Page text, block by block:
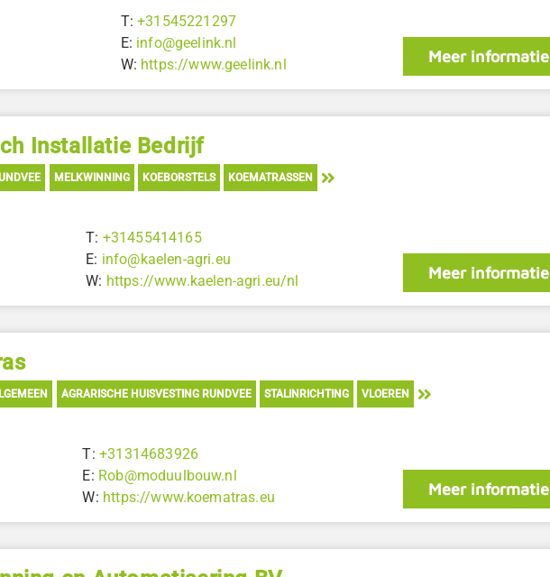
T:+31545221297
E: info@geelink.nl
W: https://www.geelink.nl Meer informatie
Installatie Bedrijf
MELKWINNING KOEBORSTELS KOEMATRASSEN
T: +31455414165
E: info@kaelen-agri.eu
W: https://www.kaelen-agri.eu/nl Meer informatie
AGRARISCHE HUISVESTING RUNDVEE STALINRICHTING VLOEREN
T:+31314683926
E: Rob@moduulbouw.nl
W: https://www.koematras.eu Meer informatie